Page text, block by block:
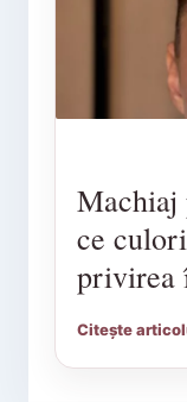
Machiaj
ce
privirea
Citește